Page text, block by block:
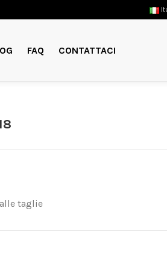
FAQ
CONTATTACI
taglie